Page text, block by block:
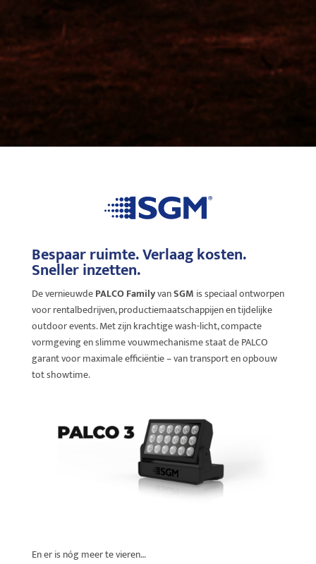
Bespaar ruimte. Verlaag kosten.
Sneller inzetten.
De vernieuwdePALCO FamilyvanSGM is speciaal ontworpen
voor rentalbedrijven, productiemaatschappijen en tijdelijke
outdoor events. Met zijn krachtige wash-licht, compacte
vormgeving en slimme vouwmechanisme staat de PALCO
garant voor maximale efficiëntie – van transport en opbouw
tot showtime.
En er is nóg meer te vieren…